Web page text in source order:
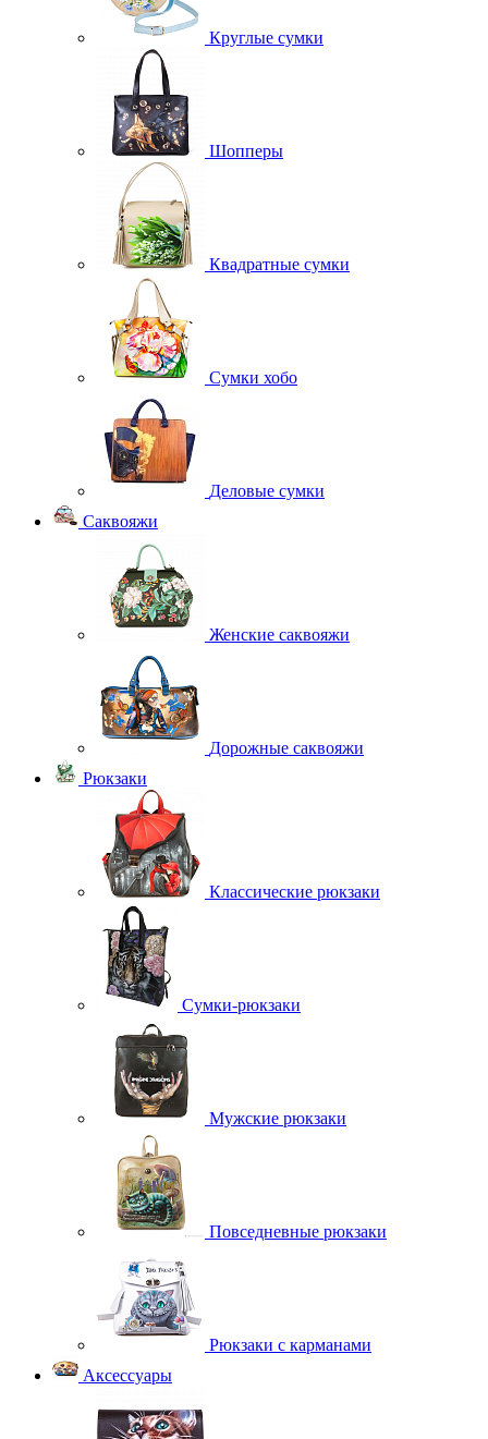
Круглые сумки
Шопперы
Квадратные сумки
Сумки хобо
Деловые сумки
Саквояжи
Женские саквояжи
Дорожные саквояжи
Рюкзаки
Классические рюкзаки
Сумки-рюкзаки
Мужские рюкзаки
Повседневные рюкзаки
Рюкзаки с карманами
Аксессуары